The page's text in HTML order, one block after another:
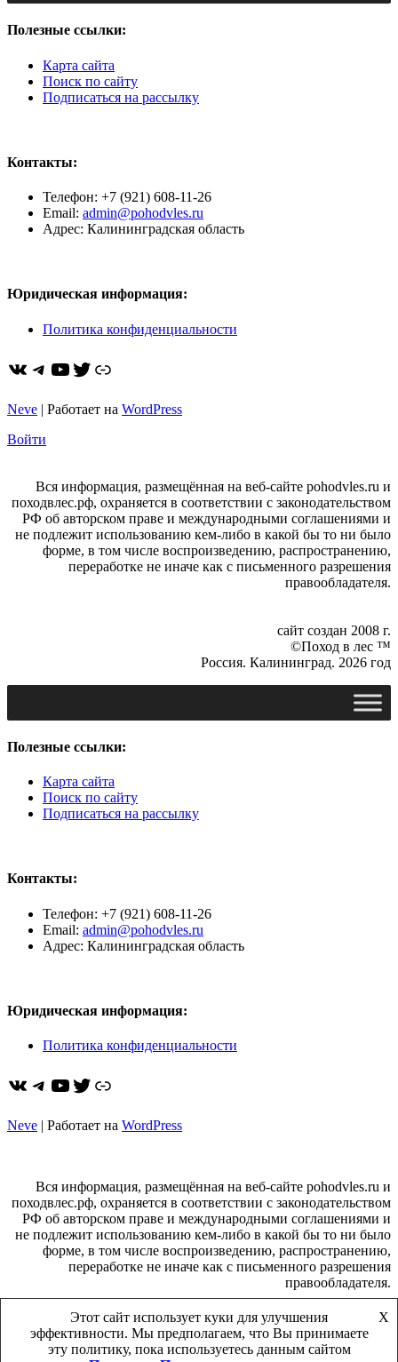
гармонии
Полезные ссылки:
Карта сайта
Поиск по сайту
Подписаться на рассылку
Контакты:
Телефон: +7 (921) 608-11-26
Email: admin@pohodvles.ru
Адрес: Калининградская область
Юридическая информация:
Политика конфиденциальности
ВКонтакте
Telegram
YouTube
Twitter
https://dzen.ru/pohodvles
Neve | Работает на WordPress
Войти
Вся информация, размещённая на веб-сайте pohodvles.ru и
походвлес.рф, охраняется в соответствии с законодательством
РФ об авторском праве и международными соглашениями и
не подлежит использованию кем-либо в какой бы то ни было
форме, в том числе воспроизведению, распространению,
переработке не иначе как с письменного разрешения
правообладателя.
сайт создан 2008 г.
©Поход в лес ™
Россия. Калининград. 2026 год
Полезные ссылки:
Карта сайта
Поиск по сайту
Подписаться на рассылку
Контакты:
Телефон: +7 (921) 608-11-26
Email: admin@pohodvles.ru
Адрес: Калининградская область
Юридическая информация:
Политика конфиденциальности
ВКонтакте
Telegram
YouTube
Twitter
https://dzen.ru/pohodvles
Neve | Работает на WordPress
Вся информация, размещённая на веб-сайте pohodvles.ru и
походвлес.рф, охраняется в соответствии с законодательством
РФ об авторском праве и международными соглашениями и
не подлежит использованию кем-либо в какой бы то ни было
форме, в том числе воспроизведению, распространению,
переработке не иначе как с письменного разрешения
правообладателя.
сайт создан 2008 г.
©Поход в лес ™
Этот сайт использует куки для улучшения
эффективности. Мы предполагаем, что Вы принимаете
эту политику, пока используетесь данным сайтом
X